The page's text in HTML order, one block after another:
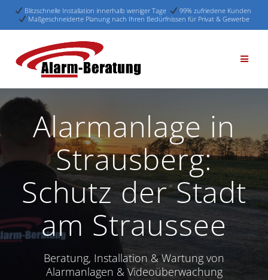
Blitzschnelle Installation innerhalb weniger Tage
99% zufriedene Kunden
Maßgeschneiderte Planung nach Ihren Bedürfnissen für Privat & Gewerbe
Alarmanlage in
Strausberg:
Schutz der Stadt
am Straussee
Beratung, Installation & Wartung von
Alarmanlagen & Videoüberwachung